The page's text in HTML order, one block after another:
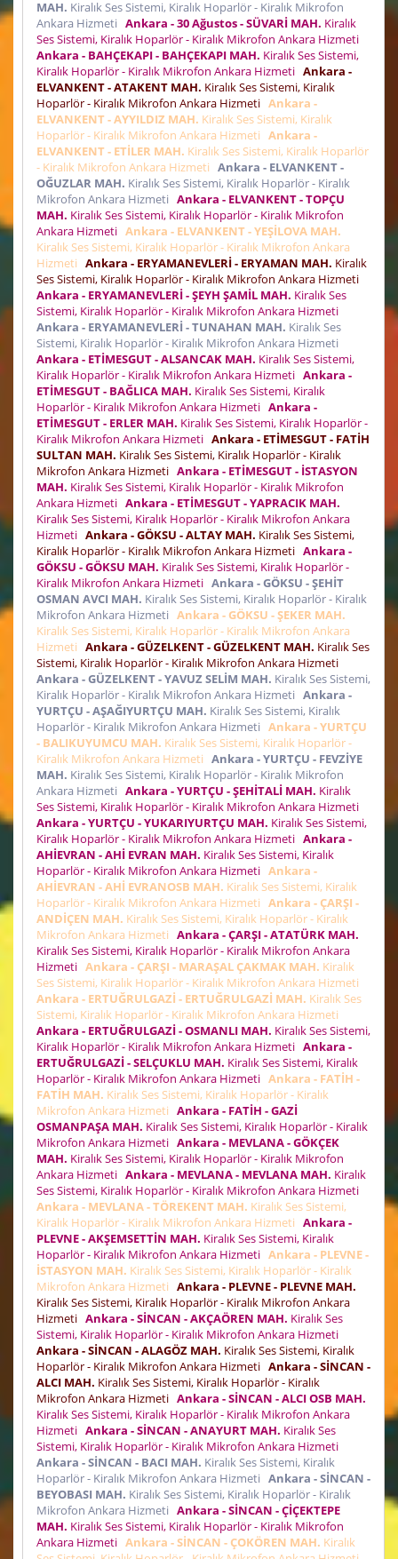
MAH. Kiralık Ses Sistemi, Kiralık Hoparlör - Kiralık Mikrofon
Ankara Hizmeti Ankara - 30 Ağustos - SÜVARİ MAH. Kiralık
Ses Sistemi, Kiralık Hoparlör - Kiralık Mikrofon Ankara Hizmeti
Ankara - BAHÇEKAPI - BAHÇEKAPI MAH. Kiralık Ses Sistemi,
Kiralık Hoparlör - Kiralık Mikrofon Ankara Hizmeti Ankara -
ELVANKENT - ATAKENT MAH. Kiralık Ses Sistemi, Kiralık
Hoparlör - Kiralık Mikrofon Ankara Hizmeti Ankara -
ELVANKENT - AYYILDIZ MAH. Kiralık Ses Sistemi, Kiralık
Hoparlör - Kiralık Mikrofon Ankara Hizmeti Ankara -
ELVANKENT - ETİLER MAH. Kiralık Ses Sistemi, Kiralık Hoparlör
- Kiralık Mikrofon Ankara Hizmeti Ankara - ELVANKENT -
OĞUZLAR MAH. Kiralık Ses Sistemi, Kiralık Hoparlör - Kiralık
Mikrofon Ankara Hizmeti Ankara - ELVANKENT - TOPÇU
MAH. Kiralık Ses Sistemi, Kiralık Hoparlör - Kiralık Mikrofon
Ankara Hizmeti Ankara - ELVANKENT - YEŞİLOVA MAH.
Kiralık Ses Sistemi, Kiralık Hoparlör - Kiralık Mikrofon Ankara
Hizmeti Ankara - ERYAMANEVLERİ - ERYAMAN MAH. Kiralık
Ses Sistemi, Kiralık Hoparlör - Kiralık Mikrofon Ankara Hizmeti
Ankara - ERYAMANEVLERİ - ŞEYH ŞAMİL MAH. Kiralık Ses
Sistemi, Kiralık Hoparlör - Kiralık Mikrofon Ankara Hizmeti
Ankara - ERYAMANEVLERİ - TUNAHAN MAH. Kiralık Ses
Sistemi, Kiralık Hoparlör - Kiralık Mikrofon Ankara Hizmeti
Ankara - ETİMESGUT - ALSANCAK MAH. Kiralık Ses Sistemi,
Kiralık Hoparlör - Kiralık Mikrofon Ankara Hizmeti Ankara -
ETİMESGUT - BAĞLICA MAH. Kiralık Ses Sistemi, Kiralık
Hoparlör - Kiralık Mikrofon Ankara Hizmeti Ankara -
ETİMESGUT - ERLER MAH. Kiralık Ses Sistemi, Kiralık Hoparlör -
Kiralık Mikrofon Ankara Hizmeti Ankara - ETİMESGUT - FATİH
SULTAN MAH. Kiralık Ses Sistemi, Kiralık Hoparlör - Kiralık
Mikrofon Ankara Hizmeti Ankara - ETİMESGUT - İSTASYON
MAH. Kiralık Ses Sistemi, Kiralık Hoparlör - Kiralık Mikrofon
Ankara Hizmeti Ankara - ETİMESGUT - YAPRACIK MAH.
Kiralık Ses Sistemi, Kiralık Hoparlör - Kiralık Mikrofon Ankara
Hizmeti Ankara - GÖKSU - ALTAY MAH. Kiralık Ses Sistemi,
Kiralık Hoparlör - Kiralık Mikrofon Ankara Hizmeti Ankara -
GÖKSU - GÖKSU MAH. Kiralık Ses Sistemi, Kiralık Hoparlör -
Kiralık Mikrofon Ankara Hizmeti Ankara - GÖKSU - ŞEHİT
OSMAN AVCI MAH. Kiralık Ses Sistemi, Kiralık Hoparlör - Kiralık
Mikrofon Ankara Hizmeti Ankara - GÖKSU - ŞEKER MAH.
Kiralık Ses Sistemi, Kiralık Hoparlör - Kiralık Mikrofon Ankara
Hizmeti Ankara - GÜZELKENT - GÜZELKENT MAH. Kiralık Ses
Sistemi, Kiralık Hoparlör - Kiralık Mikrofon Ankara Hizmeti
Ankara - GÜZELKENT - YAVUZ SELİM MAH. Kiralık Ses Sistemi,
Kiralık Hoparlör - Kiralık Mikrofon Ankara Hizmeti Ankara -
YURTÇU - AŞAĞIYURTÇU MAH. Kiralık Ses Sistemi, Kiralık
Hoparlör - Kiralık Mikrofon Ankara Hizmeti Ankara - YURTÇU
- BALIKUYUMCU MAH. Kiralık Ses Sistemi, Kiralık Hoparlör -
Kiralık Mikrofon Ankara Hizmeti Ankara - YURTÇU - FEVZİYE
MAH. Kiralık Ses Sistemi, Kiralık Hoparlör - Kiralık Mikrofon
Ankara Hizmeti Ankara - YURTÇU - ŞEHİTALİ MAH. Kiralık
Ses Sistemi, Kiralık Hoparlör - Kiralık Mikrofon Ankara Hizmeti
Ankara - YURTÇU - YUKARIYURTÇU MAH. Kiralık Ses Sistemi,
Kiralık Hoparlör - Kiralık Mikrofon Ankara Hizmeti Ankara -
AHİEVRAN - AHİ EVRAN MAH. Kiralık Ses Sistemi, Kiralık
Hoparlör - Kiralık Mikrofon Ankara Hizmeti Ankara -
AHİEVRAN - AHİ EVRANOSB MAH. Kiralık Ses Sistemi, Kiralık
Hoparlör - Kiralık Mikrofon Ankara Hizmeti Ankara - ÇARŞI -
ANDİÇEN MAH. Kiralık Ses Sistemi, Kiralık Hoparlör - Kiralık
Mikrofon Ankara Hizmeti Ankara - ÇARŞI - ATATÜRK MAH.
Kiralık Ses Sistemi, Kiralık Hoparlör - Kiralık Mikrofon Ankara
Hizmeti Ankara - ÇARŞI - MARAŞAL ÇAKMAK MAH. Kiralık
Ses Sistemi, Kiralık Hoparlör - Kiralık Mikrofon Ankara Hizmeti
Ankara - ERTUĞRULGAZİ - ERTUĞRULGAZİ MAH. Kiralık Ses
Sistemi, Kiralık Hoparlör - Kiralık Mikrofon Ankara Hizmeti
Ankara - ERTUĞRULGAZİ - OSMANLI MAH. Kiralık Ses Sistemi,
Kiralık Hoparlör - Kiralık Mikrofon Ankara Hizmeti Ankara -
ERTUĞRULGAZİ - SELÇUKLU MAH. Kiralık Ses Sistemi, Kiralık
Hoparlör - Kiralık Mikrofon Ankara Hizmeti Ankara - FATİH -
FATİH MAH. Kiralık Ses Sistemi, Kiralık Hoparlör - Kiralık
Mikrofon Ankara Hizmeti Ankara - FATİH - GAZİ
OSMANPAŞA MAH. Kiralık Ses Sistemi, Kiralık Hoparlör - Kiralık
Mikrofon Ankara Hizmeti Ankara - MEVLANA - GÖKÇEK
MAH. Kiralık Ses Sistemi, Kiralık Hoparlör - Kiralık Mikrofon
Ankara Hizmeti Ankara - MEVLANA - MEVLANA MAH. Kiralık
Ses Sistemi, Kiralık Hoparlör - Kiralık Mikrofon Ankara Hizmeti
Ankara - MEVLANA - TÖREKENT MAH. Kiralık Ses Sistemi,
Kiralık Hoparlör - Kiralık Mikrofon Ankara Hizmeti Ankara -
PLEVNE - AKŞEMSETTİN MAH. Kiralık Ses Sistemi, Kiralık
Hoparlör - Kiralık Mikrofon Ankara Hizmeti Ankara - PLEVNE -
İSTASYON MAH. Kiralık Ses Sistemi, Kiralık Hoparlör - Kiralık
Mikrofon Ankara Hizmeti Ankara - PLEVNE - PLEVNE MAH.
Kiralık Ses Sistemi, Kiralık Hoparlör - Kiralık Mikrofon Ankara
Hizmeti Ankara - SİNCAN - AKÇAÖREN MAH. Kiralık Ses
Sistemi, Kiralık Hoparlör - Kiralık Mikrofon Ankara Hizmeti
Ankara - SİNCAN - ALAGÖZ MAH. Kiralık Ses Sistemi, Kiralık
Hoparlör - Kiralık Mikrofon Ankara Hizmeti Ankara - SİNCAN -
ALCI MAH. Kiralık Ses Sistemi, Kiralık Hoparlör - Kiralık
Mikrofon Ankara Hizmeti Ankara - SİNCAN - ALCI OSB MAH.
Kiralık Ses Sistemi, Kiralık Hoparlör - Kiralık Mikrofon Ankara
Hizmeti Ankara - SİNCAN - ANAYURT MAH. Kiralık Ses
Sistemi, Kiralık Hoparlör - Kiralık Mikrofon Ankara Hizmeti
Ankara - SİNCAN - BACI MAH. Kiralık Ses Sistemi, Kiralık
Hoparlör - Kiralık Mikrofon Ankara Hizmeti Ankara - SİNCAN -
BEYOBASI MAH. Kiralık Ses Sistemi, Kiralık Hoparlör - Kiralık
Mikrofon Ankara Hizmeti Ankara - SİNCAN - ÇİÇEKTEPE
MAH. Kiralık Ses Sistemi, Kiralık Hoparlör - Kiralık Mikrofon
Ankara Hizmeti Ankara - SİNCAN - ÇOKÖREN MAH. Kiralık